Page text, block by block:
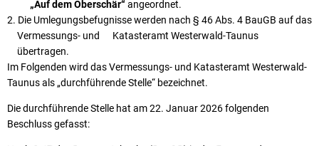
„Auf dem Oberschär“angeordnet.
Die Umlegungsbefugnisse werden nach § 46 Abs. 4 BauGB auf das
Vermessungs- und Katasteramt Westerwald-Taunus
übertragen.
Im Folgenden wird das Vermessungs- und Katasteramt Westerwald-
Taunus als „durchführende Stelle“ bezeichnet.
Die durchführende Stelle hat am 22. Januar 2026folgenden
Beschluss gefasst: